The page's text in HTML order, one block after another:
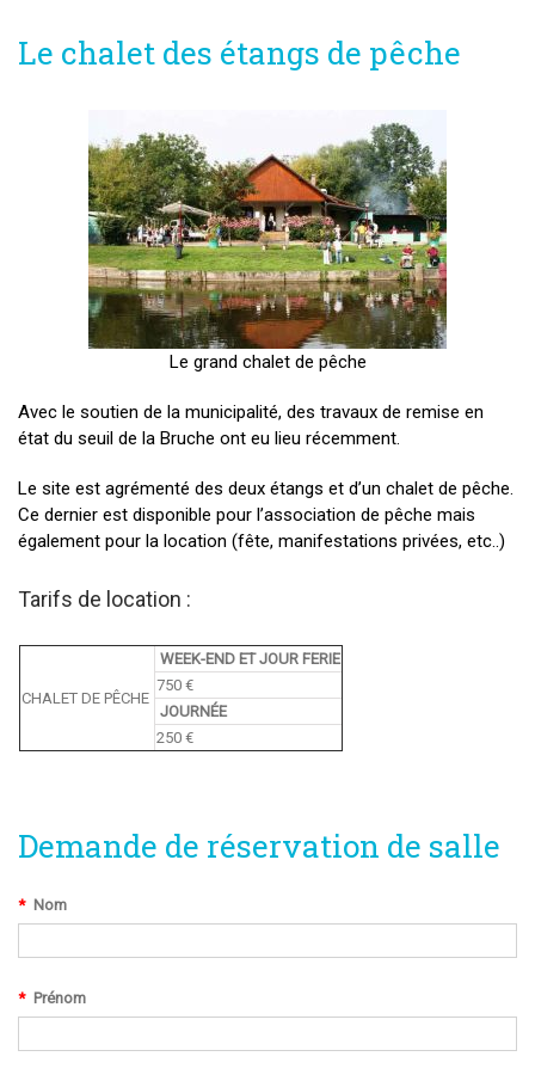
Le chalet des étangs de pêche
Le grand chalet de pêche
Avec le soutien de la municipalité, des travaux de remise en
état du seuil de la Bruche ont eu lieu récemment.
Le site est agrémenté des deux étangs et d’un chalet de pêche.
Ce dernier est disponible pour l’association de pêche mais
également pour la location (fête, manifestations privées, etc..)
Tarifs de location :
CHALET DE PÊCHE
WEEK-END ET JOUR FERIE
750 €
JOURNÉE
250 €
Demande de réservation de salle
* Nom
* Prénom